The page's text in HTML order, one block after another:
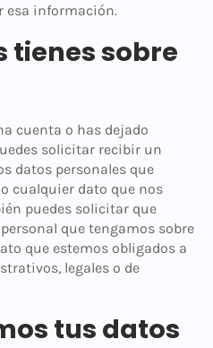
esa información.
tienes sobre
cuenta o has dejado
solicitar recibir un
datos personales que
cualquier dato que nos
puedes solicitar que
que tengamos sobre
que estemos obligados a
legales o de
tus datos